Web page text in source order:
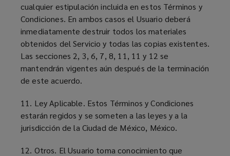
cualquier estipulación incluida en estos Términos y
Condiciones. En ambos casos el Usuario deberá
inmediatamente destruir todos los materiales
obtenidos del Servicio y todas las copias existentes.
Las secciones 2, 3, 6, 7, 8, 11, 11 y 12 se
mantendrán vigentes aún después de la terminación
de este acuerdo.
11. Ley Aplicable. Estos Términos y Condiciones
estarán regidos y se someten a las leyes y a la
jurisdicción de la Ciudad de México, México.
12. Otros. El Usuario toma conocimiento que